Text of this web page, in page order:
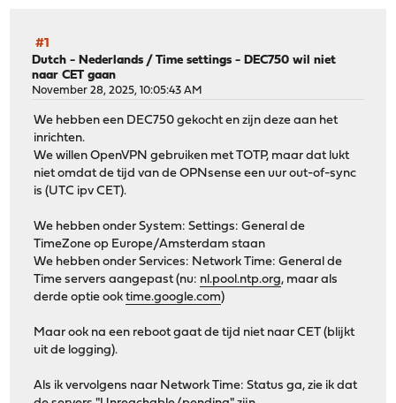
#1
Dutch - Nederlands /Time settings - DEC750 wil niet
naar CET gaan
November 28, 2025, 10:05:43 AM
We hebben een DEC750 gekocht en zijn deze aan het
inrichten.
We willen OpenVPN gebruiken met TOTP, maar dat lukt
niet omdat de tijd van de OPNsense een uur out-of-sync
is (UTC ipv CET).
We hebben onder System: Settings: General de
TimeZone op Europe/Amsterdam staan
We hebben onder Services: Network Time: General de
Time servers aangepast (nu: nl.pool.ntp.org, maar als
derde optie ooktime.google.com)
Maar ook na een reboot gaat de tijd niet naar CET (blijkt
uit de logging).
Als ik vervolgens naar Network Time: Status ga, zie ik dat